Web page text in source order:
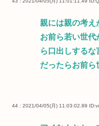
親には親の考え
お前ら若い世代
ら口出しするな
だったらお前ら
44 : 2021/04/05(月) 11:03:02.89